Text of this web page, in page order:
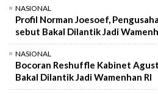
NASIONAL
Profil Norman Joesoef,
sebut Bakal Dilantik Jadi
NASIONAL
Bocoran Reshuffle Kabinet
Bakal Dilantik Jadi Wamenhan RI